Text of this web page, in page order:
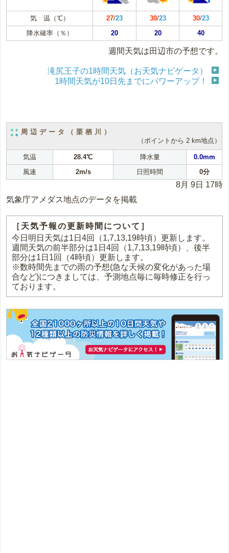
気 温（℃） 27/23 30/23 30/23
降水確率（％）
20 20 40
週間天気は田辺市の予想です。
滝尻王子の1時間天気（お天気ナビゲータ）
1時間天気が10日先までにパワーアップ！
周辺データ（栗栖川）
（ポイントから 2 km地点）
気温 28.4℃ 降水量
0.0mm
風速
2m/s 日照時間 0分
8月 9日 17時
気象庁アメダス地点のデータを掲載
［天気予報の更新時間について］
今日明日天気は1日4回（1,7,13,19時頃）更新します。
週間天気の前半部分は1日4回（1,7,13,19時頃）、後半
部分は1日1回（4時頃）更新します。
※数時間先までの雨の予想(急な天候の変化があった場
合など)につきましては、予測地点毎に毎時修正を行っ
ております。